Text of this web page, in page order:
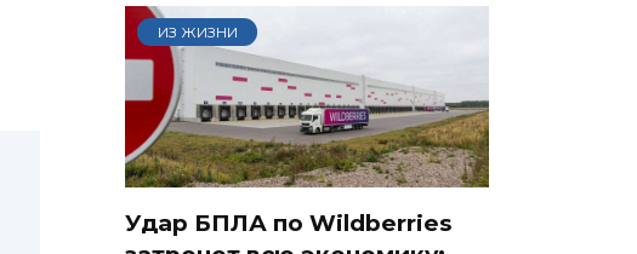
ИЗ ЖИЗНИ
Удар БПЛА по Wildberries